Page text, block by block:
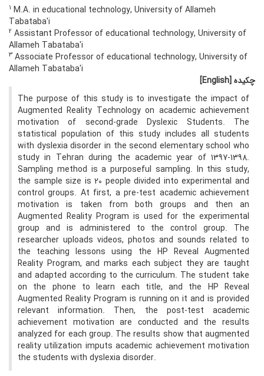
1 M.A. in educational technology, University of Allameh
Tabataba'i
2 Assistant Professor of educational technology, University of
Allameh Tabataba'i
3 Associate Professor of educational technology, University of
Allameh Tabataba'i
چکیده [English]
The purpose of this study is to investigate the impact of
Augmented Reality Technology on academic achievement
motivation of second-grade Dyslexic Students. The
statistical population of this study includes all students
with dyslexia disorder in the second elementary school who
study in Tehran during the academic year of 1397-1398.
Sampling method is a purposeful sampling. In this study,
the sample size is 20 people divided into experimental and
control groups. At first, a pre-test academic achievement
motivation is taken from both groups and then an
Augmented Reality Program is used for the experimental
group and is administered to the control group. The
researcher uploads videos, photos and sounds related to
the teaching lessons using the HP Reveal Augmented
Reality Program, and marks each subject they are taught
and adapted according to the curriculum. The student take
on the phone to learn each title, and the HP Reveal
Augmented Reality Program is running on it and is provided
relevant information. Then, the post-test academic
achievement motivation are conducted and the results
analyzed for each group. The results show that augmented
reality utilization imputs academic achievement motivation
the students with dyslexia disorder.